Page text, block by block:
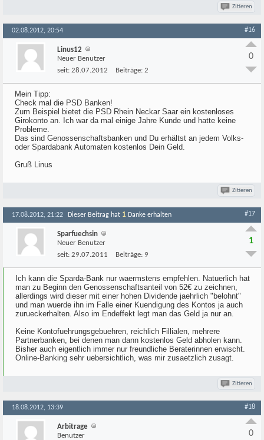
Zitieren
02.08.2012, 20:54 #16
Linus12
Neuer Benutzer
seit: 28.07.2012 Beiträge: 2
0
Mein Tipp:
Check mal die PSD Banken!
Zum Beispiel bietet die PSD Rhein Neckar Saar ein kostenloses
Girokonto an. Ich war da mal einige Jahre Kunde und hatte keine
Probleme.
Das sind Genossenschaftsbanken und Du erhältst an jedem Volks-
oder Spardabank Automaten kostenlos Dein Geld.
Gruß Linus
Zitieren
17.08.2012, 21:22 Dieser Beitrag hat 1 Danke erhalten #17
Sparfuechsin
Neuer Benutzer
seit: 29.07.2011 Beiträge: 9
1
Ich kann die Sparda-Bank nur waermstens empfehlen. Natuerlich hat
man zu Beginn den Genossenschaftsanteil von 52€ zu zeichnen,
allerdings wird dieser mit einer hohen Dividende jaehrlich "belohnt"
und man wuerde ihn im Falle einer Kuendigung des Kontos ja auch
zurueckerhalten. Also im Endeffekt legt man das Geld ja nur an.
Keine Kontofuehrungsgebuehren, reichlich Fillialen, mehrere
Partnerbanken, bei denen man dann kostenlos Geld abholen kann.
Bisher auch eigentlich immer nur freundliche Beraterinnen erwischt.
Online-Banking sehr uebersichtlich, was mir zusaetzlich zusagt.
Zitieren
18.08.2012, 13:39 #18
Arbitrage
Benutzer
0